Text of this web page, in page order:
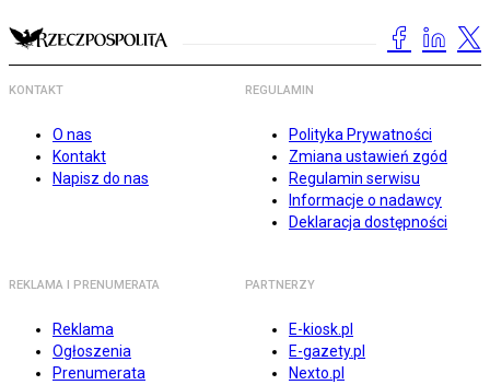
KONTAKT
O nas
Kontakt
Napisz do nas
REGULAMIN
Polityka Prywatności
Zmiana ustawień zgód
Regulamin serwisu
Informacje o nadawcy
Deklaracja dostępności
REKLAMA I PRENUMERATA
Reklama
Ogłoszenia
Prenumerata
PARTNERZY
E-kiosk.pl
E-gazety.pl
Nexto.pl